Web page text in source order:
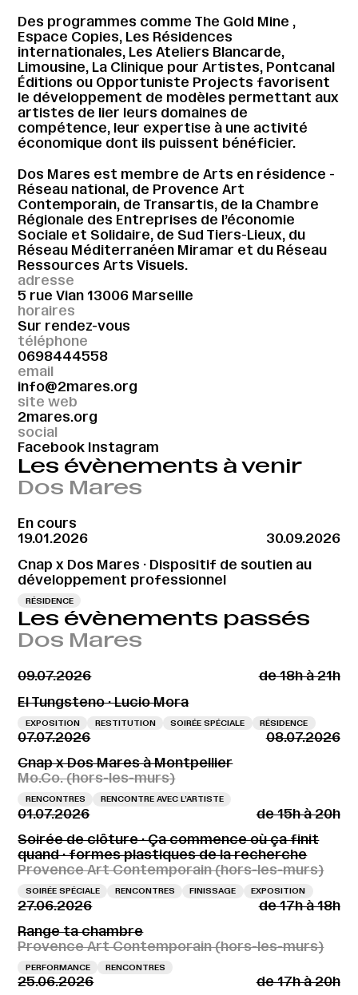
adresse
5 rue Vian 13006 Marseille
horaires
Sur rendez-vous
téléphone
0698444558
email
info@2mares.org
site web
2mares.org
social
Facebook Instagram
Des programmes comme The Gold Mine ,
Espace Copies, Les Résidences
internationales, Les Ateliers Blancarde,
Limousine, La Clinique pour Artistes, Pontcanal
Éditions ou Opportuniste Projects favorisent
le développement de modèles permettant aux
artistes de lier leurs domaines de
compétence, leur expertise à une activité
économique dont ils puissent bénéficier.
Dos Mares est membre de Arts en résidence -
Réseau national, de Provence Art
Contemporain, de Transartis, de la Chambre
Régionale des Entreprises de l’économie
Sociale et Solidaire, de Sud Tiers-Lieux, du
Réseau Méditerranéen Miramar et du Réseau
Ressources Arts Visuels.
Les évènements à venir
Dos Mares
En cours
19.01.2026
30.09.2026
Cnap x Dos Mares · Dispositif de soutien au
développement professionnel
RÉSIDENCE
Les évènements passés
Dos Mares
09.07.2026
de 18h à 21h
El Tungsteno · Lucio Mora
EXPOSITION RESTITUTION SOIRÉE SPÉCIALE RÉSIDENCE
07.07.2026
08.07.2026
Cnap x Dos Mares à Montpellier
Mo.Co. (hors-les-murs)
RENCONTRES RENCONTRE AVEC L’ARTISTE
01.07.2026
de 15h à 20h
Soirée de clôture · Ça commence où ça finit
quand · formes plastiques de la recherche
Provence Art Contemporain (hors-les-murs)
SOIRÉE SPÉCIALE RENCONTRES FINISSAGE EXPOSITION
27.06.2026
de 17h à 18h
Range ta chambre
Provence Art Contemporain (hors-les-murs)
PERFORMANCE RENCONTRES
25.06.2026
de 17h à 20h